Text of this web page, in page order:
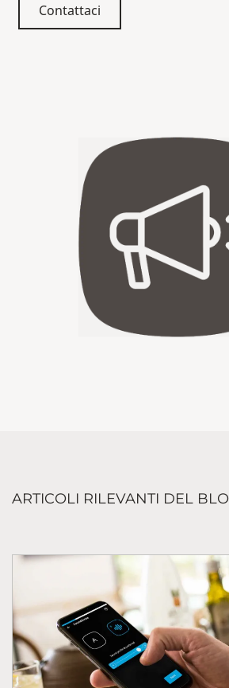
Contattaci
ARTICOLI RILEVANTI DEL